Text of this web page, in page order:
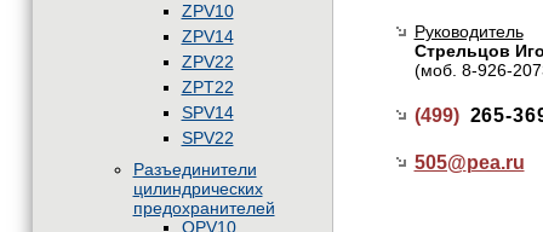
ZPV10
ZPV14
ZPV22
ZPT22
SPV14
SPV22
Разъединители
цилиндрических
предохранителей
OPV10
Руководитель
Стрельцов
(моб. 8-926-
(499) 265-
505@pea.ru